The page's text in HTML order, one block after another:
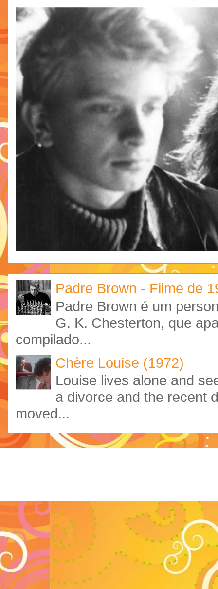
Padre Brown - Filme de
Padre Brown é um
G. K. Chesterton, que
compilado...
Chère Louise (1972)
Louise lives alone and
a divorce and the recent
moved...